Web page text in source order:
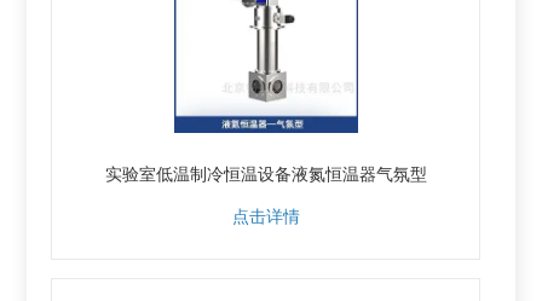
实验室低温制冷恒温设备液氮恒温器气氛型
点击详情